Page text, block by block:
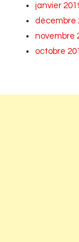
janvier
décembre
novembre
octobre